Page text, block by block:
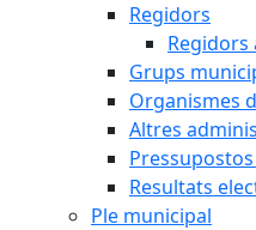
Regidors
Regidors
Grups
Organismes
Altres
Resultats
Ple municipal